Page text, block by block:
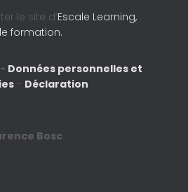
le site d’Escale Learning,
formation.
- Données personnelles et
- Déclaration
Bosc